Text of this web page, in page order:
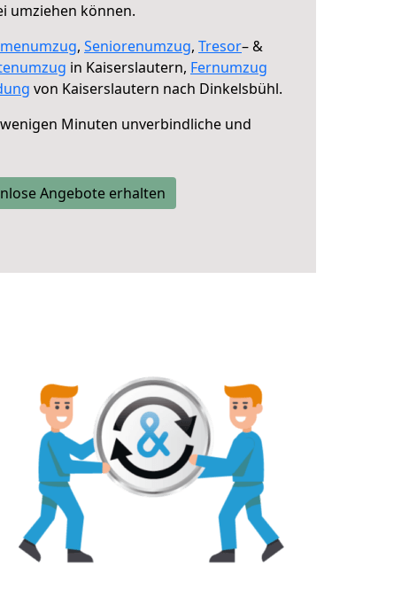
umziehen können.
, Seniorenumzug, Tresor– &
in Kaiserslautern, Fernumzug
von Kaiserslautern nach Dinkelsbühl.
Minuten unverbindliche und
Angebote erhalten